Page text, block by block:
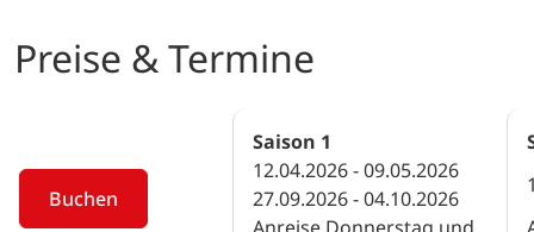
Preise & Termine
Buchen
Saison 1
12.04.2026 - 09.05.2026
27.09.2026 - 04.10.2026